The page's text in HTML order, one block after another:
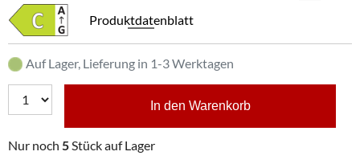
Produktdatenblatt
Auf Lager, Lieferung in 1-3 Werktagen
In den Warenkorb
Nur noch 5Stück auf Lager